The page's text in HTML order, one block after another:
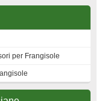
per Frangisole